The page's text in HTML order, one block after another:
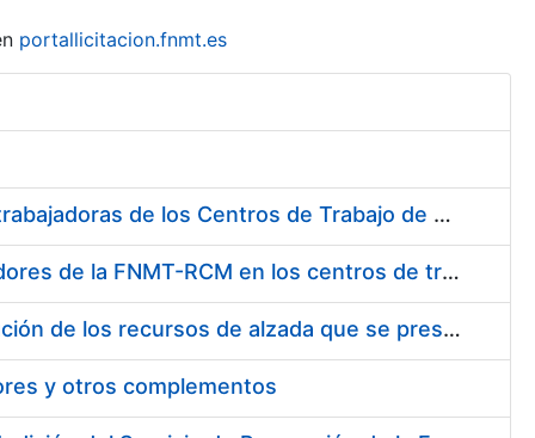
portallicitacion.fnmt.es
Suministro de Protectores Auditivos a medida para las personas trabajadoras de los Centros de Trabajo de Madrid y Burgos
Suministro de gafas graduadas antiproyecciones para los trabajadores de la FNMT-RCM en los centros de trabajo de Madrid y Burgos
Servicios de una empresa externa para el asesoramiento y resolución de los recursos de alzada que se presentan relacionados con procesos de selección para la FNMT-RCM
y otros complementos